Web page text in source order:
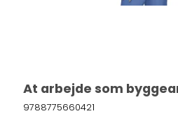
At arbejde som
9788775660421